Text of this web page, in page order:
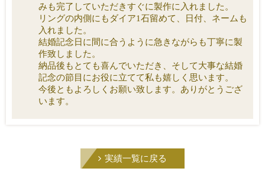
みも完了していただきすぐに製作に入れました。
リングの内側にもダイア1石留めて、日付、ネームも
入れました。
結婚記念日に間に合うように急きながらも丁寧に製
作致しました。
納品後もとても喜んでいただき、そして大事な結婚
記念の節目にお役に立てて私も嬉しく思います。
今後ともよろしくお願い致します。ありがとうござ
います。
実績一覧に戻る